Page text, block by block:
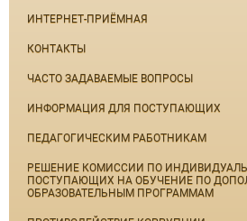
ИНТЕРНЕТ-ПРИЁМНАЯ
КОНТАКТЫ
ЧАСТО ЗАДАВАЕМЫЕ ВОПРОСЫ
ИНФОРМАЦИЯ ДЛЯ ПОСТУПАЮЩИХ
ПЕДАГОГИЧЕСКИМ РАБОТНИКАМ
РЕШЕНИЕ КОМИССИИ ПО
ПОСТУПАЮЩИХ НА ОБУЧЕНИЕ ПО
ОБРАЗОВАТЕЛЬНЫМ ПРОГРАММАМ